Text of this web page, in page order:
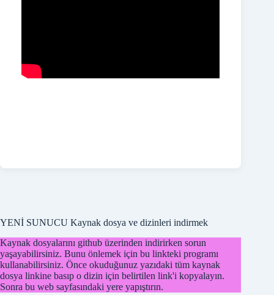
YENİ SUNUCU Kaynak dosya ve dizinleri indirmek
Kaynak dosyalarını github üzerinden indirirken sorun
yaşayabilirsiniz. Bunu önlemek için bu linkteki programı
kullanabilirsiniz. Önce okuduğunuz yazıdaki tüm kaynak
dosya linkine basıp o dizin için belirtilen link'i kopyalayın.
Sonra bu web sayfasındaki yere yapıştırın.